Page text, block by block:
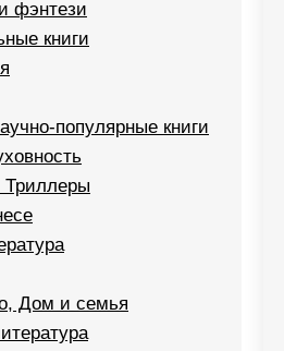
фэнтези
книги
популярные книги
Триллеры
Дом и семья